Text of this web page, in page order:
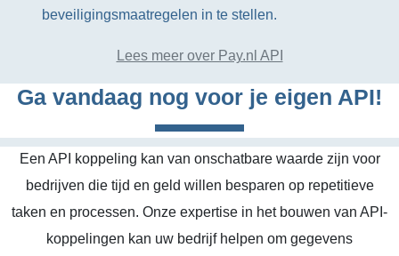
beveiligingsmaatregelen in te stellen.
Lees meer over Pay.nl API
Ga vandaag nog voor je eigen API!
Een API koppeling kan van onschatbare waarde zijn voor
bedrijven die tijd en geld willen besparen op repetitieve
taken en processen. Onze expertise in het bouwen van API-
koppelingen kan uw bedrijf helpen om gegevens